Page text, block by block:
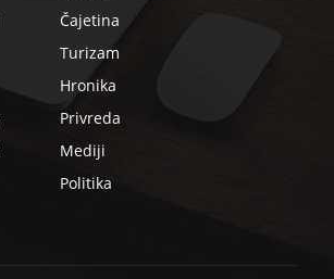
Čajetina
Turizam
Hronika
Privreda
Mediji
Politika